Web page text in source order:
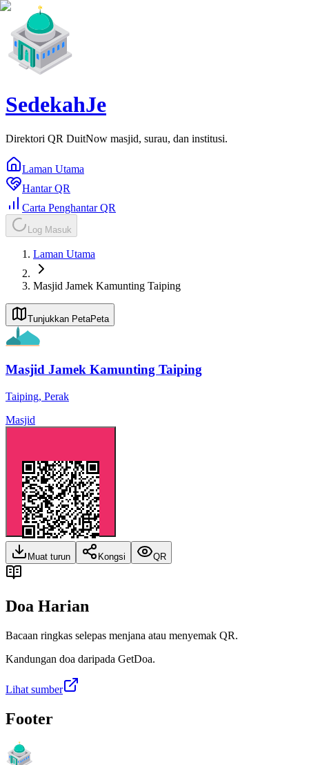
SedekahJe
Direktori QR DuitNow masjid, surau, dan institusi.
Laman Utama
Hantar QR
Carta Penghantar QR
Log Masuk
Laman Utama
Masjid Jamek Kamunting Taiping
Tunjukkan PetaPeta
Masjid Jamek Kamunting Taiping
Taiping, Perak
Masjid
Muat turun Kongsi QR
Doa Harian
Bacaan ringkas selepas menjana atau menyemak QR.
Kandungan doa daripada GetDoa.
Lihat sumber
Footer